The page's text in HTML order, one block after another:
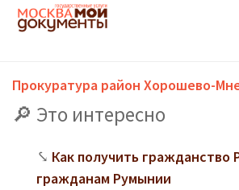
Прокуратура район Хорошево-
Это интересно
Как получить гражданство
гражданам Румынии